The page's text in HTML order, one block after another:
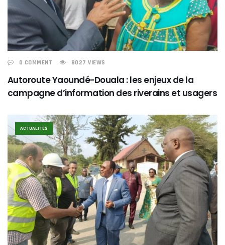
0 COMMENT 8027 VIEWS
Autoroute Yaoundé-Douala : les enjeux de la
campagne d’information des riverains et usagers
ACTUALITÉS